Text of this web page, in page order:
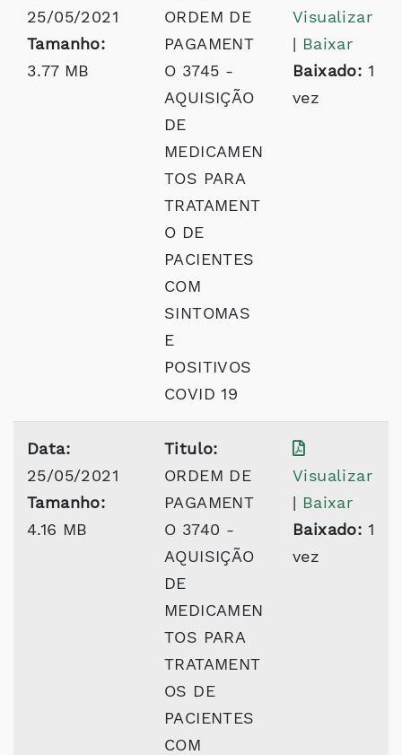
25/05/2021
Tamanho:
3.77 MB
ORDEM DE
PAGAMENT
O 3745 -
AQUISIÇÃO
DE
MEDICAMEN
TOS PARA
TRATAMENT
O DE
PACIENTES
COM
SINTOMAS
E
POSITIVOS
COVID 19
Visualizar
| Baixar
Baixado: 1
vez
Data:
25/05/2021
Tamanho:
4.16 MB
Titulo:
ORDEM DE
PAGAMENT
O 3740 -
AQUISIÇÃO
DE
MEDICAMEN
TOS PARA
TRATAMENT
OS DE
PACIENTES
COM
Visualizar
| Baixar
Baixado: 1
vez